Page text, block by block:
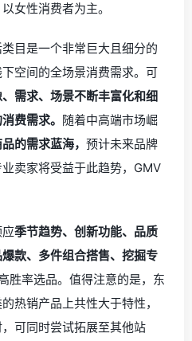
女性消费者为主。
目是一个非常巨大且细分的
空间的全场景消费需求。可
需求、场景不断丰富化和细
费需求。 随着中高端市场崛
的需求蓝海， 预计未来品牌
卖家将受益于此趋势，GMV
季节趋势、创新功能、品质
款、多件组合搭售、挖掘专
胜率选品。值得注意的是，东
热销产品上共性大于特性，
可同时尝试拓展至其他站